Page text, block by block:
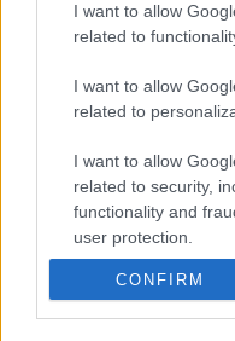
I want to allow
related to
I want to allow
related to
I want to allow
related to security,
functionality and
user protection.
CONFIRM
Διαβάστε ακόμη
στο